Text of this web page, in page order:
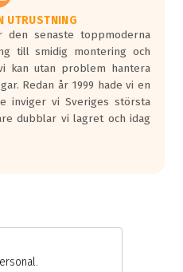
UTRUSTNING
den senaste toppmoderna
till smidig montering och
kan utan problem hantera
Redan år 1999 hade vi en
inviger vi Sveriges största
dubblar vi lagret och idag